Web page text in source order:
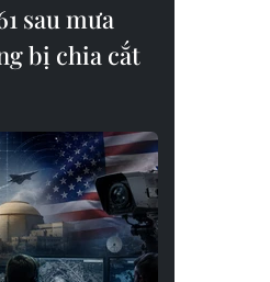
sau mưa
bị chia cắt